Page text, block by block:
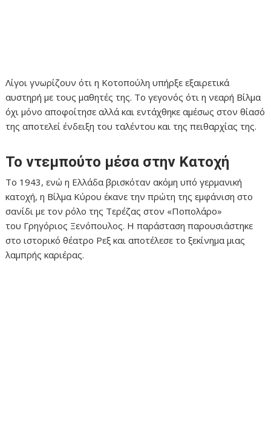
Λίγοι γνωρίζουν ότι η Κοτοπούλη υπήρξε εξαιρετικά
αυστηρή με τους μαθητές της. Το γεγονός ότι η νεαρή Βίλμα
όχι μόνο αποφοίτησε αλλά και εντάχθηκε αμέσως στον θίασό
της αποτελεί ένδειξη του ταλέντου και της πειθαρχίας της.
Το ντεμπούτο μέσα στην Κατοχή
Το 1943, ενώ η Ελλάδα βρισκόταν ακόμη υπό γερμανική
κατοχή, η Βίλμα Κύρου έκανε την πρώτη της εμφάνιση στο
σανίδι με τον ρόλο της Τερέζας στον «Ποπολάρο»
του Γρηγόριος Ξενόπουλος. Η παράσταση παρουσιάστηκε
στο ιστορικό θέατρο Ρεξ και αποτέλεσε το ξεκίνημα μιας
λαμπρής καριέρας.